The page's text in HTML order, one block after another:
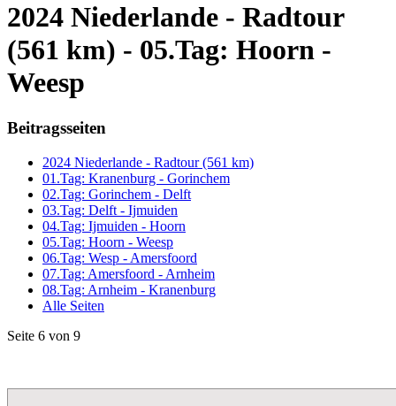
2024 Niederlande - Radtour
(561 km) - 05.Tag: Hoorn -
Weesp
Beitragsseiten
2024 Niederlande - Radtour (561 km)
01.Tag: Kranenburg - Gorinchem
02.Tag: Gorinchem - Delft
03.Tag: Delft - Ijmuiden
04.Tag: Ijmuiden - Hoorn
05.Tag: Hoorn - Weesp
06.Tag: Wesp - Amersfoord
07.Tag: Amersfoord - Arnheim
08.Tag: Arnheim - Kranenburg
Alle Seiten
Seite 6 von 9